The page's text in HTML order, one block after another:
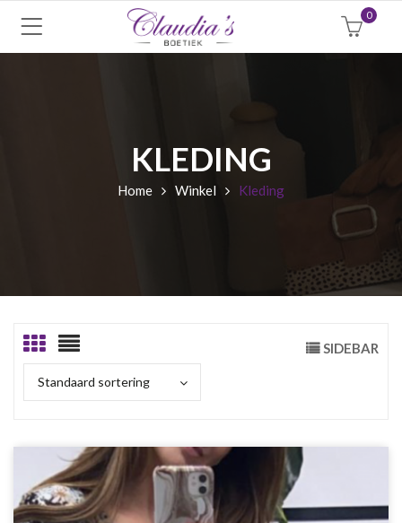
0
KLEDING
Home Winkel Kleding
SIDEBAR
Standaard sortering